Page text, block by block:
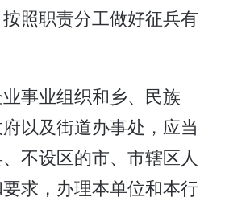
照职责分工做好征兵有
事业组织和乡、民族
以及街道办事处，应当
不设区的市、市辖区人
求，办理本单位和本行